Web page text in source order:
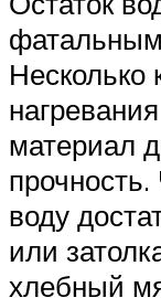
Несколько
материал
воду
или
хлебный